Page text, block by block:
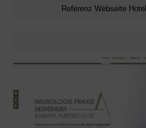
Referenz Webseite